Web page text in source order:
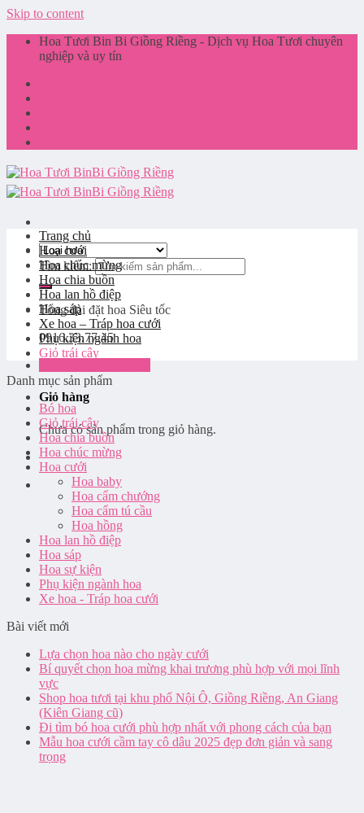
Skip to content
Hoa Tươi Bin Bi Giồng Riềng - Dịch vụ Hoa Tươi chuyên
nghiệp và uy tín
Tìm kiếm:
Tổng đài đặt hoa Siêu tốc
0916.33.77.45
Giỏ hàng
Chưa có sản phẩm trong giỏ hàng.
Trang chủ
Hoa cưới
Hoa chúc mừng
Hoa chia buồn
Hoa lan hồ điệp
Hoa sáp
Xe hoa – Tráp hoa cưới
Phụ kiện ngành hoa
Giỏ trái cây
Danh mục sản phẩm
Bó hoa
Giỏ trái cây
Hoa chia buồn
Hoa chúc mừng
Hoa cưới
Hoa baby
Hoa cẩm chướng
Hoa cẩm tú cầu
Hoa hồng
Hoa lan hồ điệp
Hoa sáp
Hoa sự kiện
Phụ kiện ngành hoa
Xe hoa - Tráp hoa cưới
Bài viết mới
Lựa chọn hoa nào cho ngày cưới
Bí quyết chọn hoa mừng khai trương phù hợp với mọi lĩnh
vực
Shop hoa tươi tại khu phố Nội Ô, Giồng Riềng, An Giang
(Kiên Giang cũ)
Đi tìm bó hoa cưới phù hợp nhất với phong cách của bạn
Mẫu hoa cưới cầm tay cô dâu 2025 đẹp đơn giản và sang
trọng